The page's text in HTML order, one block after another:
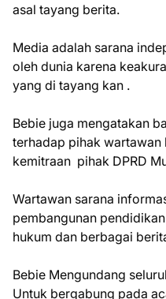
asal tayang berita.
Media adalah sarana
oleh dunia karena
yang di tayang kan .
Bebie juga mengatakan
terhadap pihak
kemitraan pihak DPRD
Wartawan sarana
pembangunan
hukum dan berbagai
Bebie Mengundang
Untuk bergabung pada